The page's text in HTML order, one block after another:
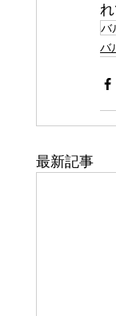
バ
バ
最新記事